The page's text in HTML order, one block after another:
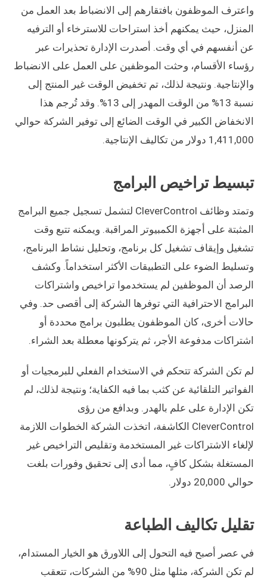
واعترف الموظفون بافتقارهم إلى الانضباط بعد العمل من
المنزل، حيث يمكنهم أخذ استراحات للاسترخاء أو الترفيه
عن أنفسهم في أي وقت. أصدرت الإدارة تحذيرات عبر
رؤساء الأقسام، وحثت الموظفين على العمل على الانضباط
والإنتاجية. ونتيجة لذلك، تم تخفيض الوقت غير المنتج إلى
نسبة 13% من الوقت المهدر إلى 13%. وقد تُرجم هذا
الانخفاض الكبير في الوقت الضائع إلى توفير الشركة حوالي
1,411,000 دولار من تكاليف الإنتاجية.
تبسيط تراخيص البرامج
وتمتد وظائف CleverControl لتشمل تسجيل جميع البرامج
المثبتة على أجهزة الكمبيوتر المراقبة. ويمكنه تتبع وقت
تشغيل وإيقاف تشغيل كل برنامج، وتحليل نشاط البرنامج،
وتسليط الضوء على التطبيقات الأكثر استخداماً. وكشف
الرصد أن الموظفين لم يستخدموا تراخيص واشتراكات
البرامج الاحترافية التي توفرها الشركة إلى أقصى حد. وفي
حالات أخرى، كان الموظفون يطلبون برامج محددة أو
اشتراكات مدفوعة الأجر، ثم يتركونها معطلة بعد الشراء.
لم تكن الشركة تتحكم في الاستخدام الفعلي للبرمجيات أو
الفواتير التلقائية عن كثب بما فيه الكفاية؛ ونتيجة لذلك، لم
تكن الإدارة على علم بالهدر. وبدافع من رؤى
CleverControl الكاشفة، اتخذت الشركة الخطوات اللازمة
لإلغاء الاشتراكات غير المستخدمة وتقليص التراخيص غير
المستغلة بشكل كافٍ، مما أدى إلى تحقيق وفورات بلغت
حوالي 20,000 دولار.
تقليل تكاليف الطباعة
في عصر أصبح فيه التحول إلى اللاورق هو الخيار المستدام،
لم تكن الشركة، مثلها مثل 90% من الشركات، تتعقب